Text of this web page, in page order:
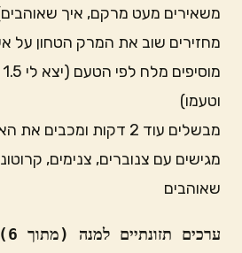
משאירים מעט מרקם, איך
מחזירים שוב את המרק הטחון על
וטעמו)
מבשלים עוד 2 דקות ומכבים את האש
מגישים עם צנוברים, צנימים,
שאוהבים
ערכים תזונתיים למנה (מתוך 6):